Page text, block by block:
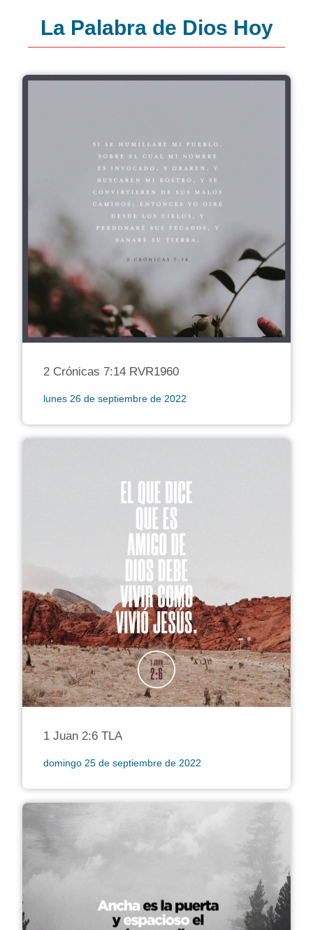
La Palabra de Dios Hoy
2 Crónicas 7:14 RVR1960
lunes 26 de septiembre de 2022
1 Juan 2:6 TLA
domingo 25 de septiembre de 2022